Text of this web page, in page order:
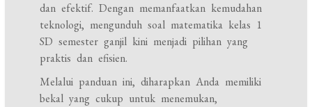
dan efektif. Dengan memanfaatkan kemudahan
teknologi, mengunduh soal matematika kelas 1
SD semester ganjil kini menjadi pilihan yang
praktis dan efisien.
Melalui panduan ini, diharapkan Anda memiliki
bekal yang cukup untuk menemukan,